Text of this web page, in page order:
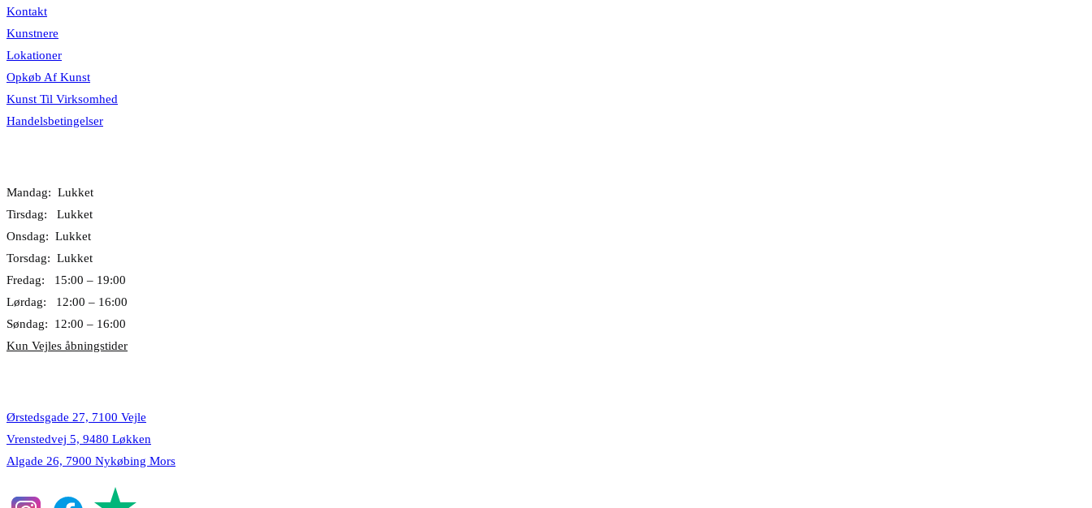
Kontakt
Kunstnere
Lokationer
Opkøb Af Kunst
Kunst Til Virksomhed
Handelsbetingelser
Mandag: Lukket
Tirsdag: Lukket
Onsdag: Lukket
Torsdag: Lukket
Fredag: 15:00 – 19:00
Lørdag: 12:00 – 16:00
Søndag: 12:00 – 16:00
Kun Vejles åbningstider
Ørstedsgade 27, 7100 Vejle
Vrenstedvej 5, 9480 Løkken
Algade 26, 7900 Nykøbing Mors